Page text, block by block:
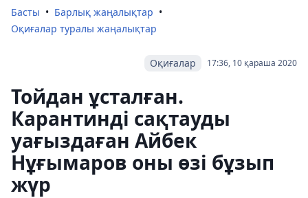
Басты
Барлық жаңалықтар
Оқиғалар туралы жаңалықтар
17:36, 10 қараша 2020
Оқиғалар
Тойдан ұсталған.
Карантинді сақтауды
уағыздаған Айбек
Нұғымаров оны өзі бұзып
жүр